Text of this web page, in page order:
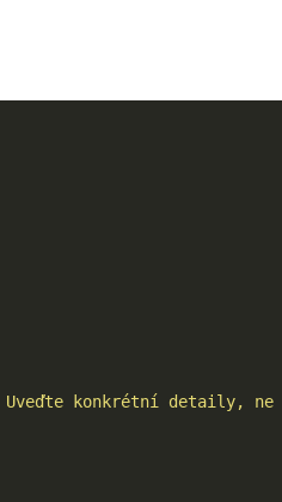
Uveďte konkrétní detaily,